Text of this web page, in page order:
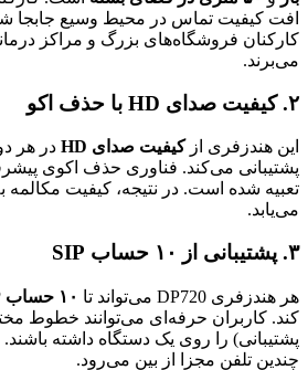
افت کیفیت تماس در محیط وسیع جابجا
کارکنان فروشگاه‌های بزرگ و مراکز
می‌برند.
۲. کیفیت صدای HD با حذف اکو
این هندزفری از کیفیت صدای HD
در هر
تعبیه شده است. در نتیجه، کیفیت
می‌یابد.
۳. پشتیبانی از ۱۰ حساب SIP
هر هندزفری DP720 می‌تواند تا ۱۰ حساب SIP مجزا
کند. کاربران حرفه‌ای می‌توانند خطوط
پشتیبانی) را روی یک دستگاه داشته باشند.
چندین تلفن مجزا از بین می‌رود.